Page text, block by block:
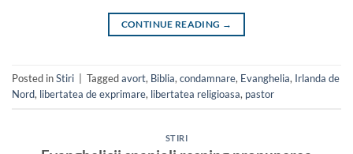
CONTINUE READING →
Posted inStiri Taggedavort, Biblia, condamnare, Evanghelia, Irlanda de
Nord, libertatea de exprimare, libertatea religioasa, pastor
STIRI